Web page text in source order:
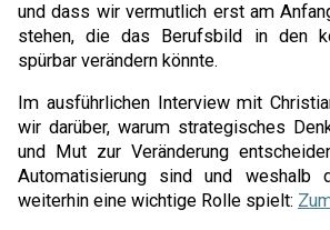
und dass wir vermutlich erst am
stehen, die das Berufsbild in den
spürbar verändern könnte.
Im ausführlichen Interview mit
wir darüber, warum strategisches
und Mut zur Veränderung
Automatisierung sind und weshalb
weiterhin eine wichtige Rolle spielt: